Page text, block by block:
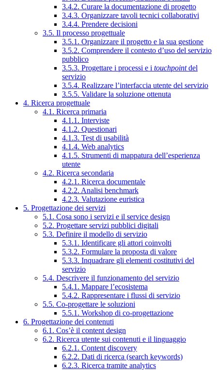
3.4.2. Curare la documentazione di progetto
3.4.3. Organizzare tavoli tecnici collaborativi
3.4.4. Prendere decisioni
3.5. Il processo progettuale
3.5.1. Organizzare il progetto e la sua gestione
3.5.2. Comprendere il contesto d’uso del servizio
pubblico
3.5.3. Progettare i processi e i touchpointdel
servizio
3.5.4. Realizzare l’interfaccia utente del servizio
3.5.5. Validare la soluzione ottenuta
4. Ricerca progettuale
4.1. Ricerca primaria
4.1.1. Interviste
4.1.2. Questionari
4.1.3. Test di usabilità
4.1.4. Web analytics
4.1.5. Strumenti di mappatura dell’esperienza
utente
4.2. Ricerca secondaria
4.2.1. Ricerca documentale
4.2.2. Analisi benchmark
4.2.3. Valutazione euristica
5. Progettazione dei servizi
5.1. Cosa sono i servizi e il service design
5.2. Progettare servizi pubblici digitali
5.3. Definire il modello di servizio
5.3.1. Identificare gli attori coinvolti
5.3.2. Formulare la proposta di valore
5.3.3. Inquadrare gli elementi costitutivi del
servizio
5.4. Descrivere il funzionamento del servizio
5.4.1. Mappare l’ecosistema
5.4.2. Rappresentare i flussi di servizio
5.5. Co-progettare le soluzioni
5.5.1. Workshop di co-progettazione
6. Progettazione dei contenuti
6.1. Cos’è il content design
6.2. Ricerca utente sui contenuti e il linguaggio
6.2.1. Content discovery
6.2.2. Dati di ricerca (search keywords)
6.2.3. Ricerca tramite analytics